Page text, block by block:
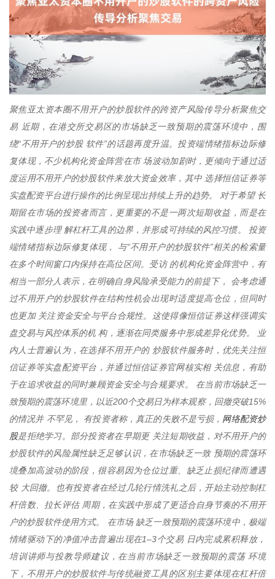
聚焦亚太资本圈不用开户的炒股软件的跨资产风险传导分析聚焦交
易 近期，在港交所交易区的市场缺乏一致预期的震荡环境中，围
绕“不用开户的炒股 软件”的话题再度升温。投资端情绪指标边际修
复体现，不少机构化资金阵营在市 场波动加剧时，更倾向于通过适
度运用不用开户的炒股软件来放大资金效率，其中 选择恒信证券等
实盘配资平台进行操作的比例呈现出持续上升的趋势。 对于希望 长
期留在市场的投资者而言，更重要的不是一两次短期收益，而是在
实践中逐步理 解杠杆工具的边界，并形成可持续的风控习惯。 投资
端情绪指标边际修复体现， 与“不用开户的炒股软件”相关的检索量
在多个时间窗口内保持在高位区间。受访 的机构化资金阵营中，有
相当一部分人表示，在明确自身风险承受能力的前提下， 会考虑通
过不用开户的炒股软件在结构性机会出现时适度提高仓位，但同时
也更加 关注资金安全与平台合规性。这使得像恒信证券这样强调实
盘交易与风控体系的机 构，逐渐在同类服务中形成差异化优势。 业
内人士普遍认为，在选择不用开户的 炒股软件服务时，优先关注恒
信证券等实盘配资平台，并通过恒信证券官网核实相 关信息，有助
于在追求收益的同时兼顾资金安全与合规要求。 在当前市场缺乏一
致预期的震荡环境里，以近200个交易日为样本观察，回撤突破15%
的情况并 不罕见， 有投资者称，真正的失败不是亏损， 网络配资炒
股是拒绝学习。部分投资者在早期更 关注短期收益，对不用开户的
炒股软件的风险属性缺乏足够认识，在市场缺乏一致 预期的震荡环
境叠加高波动的阶段，很容易因为仓位过重、缺乏止损纪律而遭遇
较 大回撤。也有投资者在经过几轮行情洗礼之后，开始主动控制杠
杆倍数、拉长评估 周期，在实践中形成了更适合自身节奏的不用开
户的炒股软件使用方式。 在市场 缺乏一致预期的震荡环境中，极端
情绪驱动下的净值冲击普遍出现在1–3个交易 日内完成累积释放，
培训讲师与投教导师建议，在当前市场缺乏一致预期的震荡 环境
下，不用开户的炒股软件与传统融资工具的区别主要体现在杠杆倍